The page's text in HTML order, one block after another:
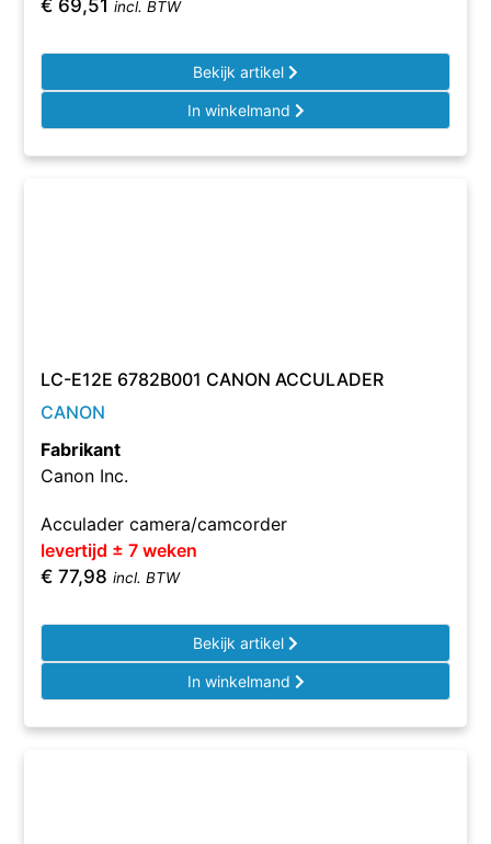
€ 69,51 incl. BTW
Bekijk artikel
In winkelmand
LC-E12E 6782B001 CANON ACCULADER
CANON
Fabrikant
Canon Inc.
Acculader camera/camcorder
levertijd ± 7 weken
€ 77,98 incl. BTW
Bekijk artikel
In winkelmand